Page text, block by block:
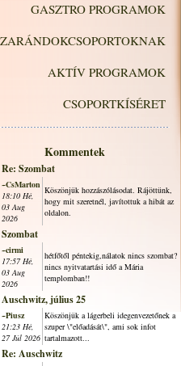
GASZTRO PROGRAMOK
ZARÁNDOKCSOPORTOKNAK
AKTÍV PROGRAMOK
CSOPORTKÍSÉRET
Kommentek
Re: Szombat
~CsMarton
18:10 Hé,
03 Aug
2026
Köszönjük hozzászólásodat. Rájöttünk,
hogy mit szeretnél, javítottuk a hibát az
oldalon.
Szombat
~cirmi
17:57 Hé,
03 Aug
2026
hétfőtől péntekig,nálatok nincs szombat?
nincs nyitvatartási idő a Mária
templomban!!
Auschwitz, július 25
~Piusz
21:23 Hé,
27 Júl 2026
Köszönjük a lágerbeli idegenvezetőnek a
szuper \"előadását\", ami sok infot
tartalmazott...
Re: Auschwitz